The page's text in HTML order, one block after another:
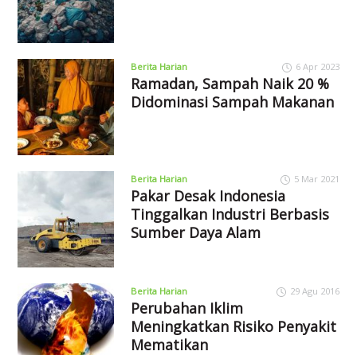
Berita Harian 6 Apr 2023
Ramadan, Sampah Naik 20 %
Didominasi Sampah Makanan
Berita Harian 5 Mar 2021
Pakar Desak Indonesia
Tinggalkan Industri Berbasis
Sumber Daya Alam
Berita Harian 29 Agu 2016
Perubahan Iklim
Meningkatkan Risiko Penyakit
Mematikan